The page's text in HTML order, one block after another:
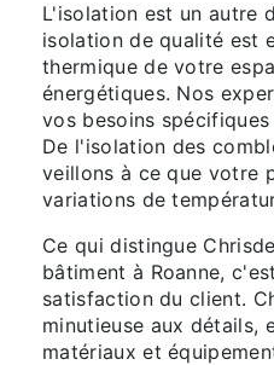
L'isolation est un autre
isolation de qualité est
thermique de votre
énergétiques. Nos
vos besoins
De l'isolation des
veillons à ce que votre
variations de
Ce qui distingue
bâtiment à Roanne,
satisfaction du client.
minutieuse aux détails,
matériaux et